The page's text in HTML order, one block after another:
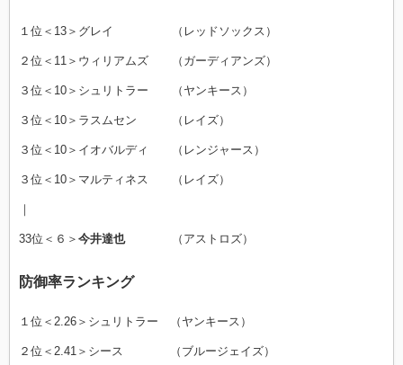
１位＜13＞グレイ （レッドソックス）
２位＜11＞ウィリアムズ （ガーディアンズ）
３位＜10＞シュリトラー （ヤンキース）
３位＜10＞ラスムセン （レイズ）
３位＜10＞イオバルディ （レンジャース）
３位＜10＞マルティネス （レイズ）
｜
33位＜６＞ 今井達也（アストロズ）
防御率ランキング
１位＜2.26＞シュリトラー （ヤンキース）
２位＜2.41＞シース （ブルージェイズ）